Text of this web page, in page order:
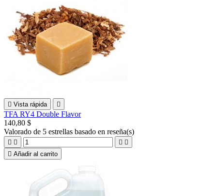
 Vista rápida 
TFA RY4 Double Flavor
140,80 $
Valorado de 5 estrellas basado en reseña(s)
   
 Añadir al carrito